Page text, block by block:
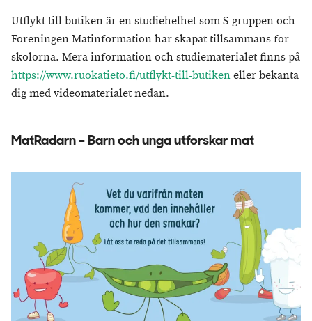
Utflykt till butiken är en studiehelhet som S-gruppen och
Föreningen Matinformation har skapat tillsammans för
skolorna. Mera information och studiematerialet finns på
https://www.ruokatieto.fi/utflykt-till-butikeneller bekanta
dig med videomaterialet nedan.
MatRadarn – Barn och unga utforskar mat